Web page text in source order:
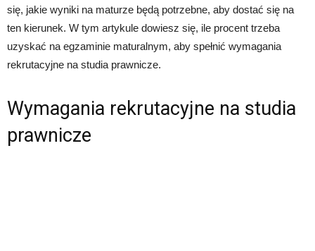
się, jakie wyniki na maturze będą potrzebne, aby dostać się na
ten kierunek. W tym artykule dowiesz się, ile procent trzeba
uzyskać na egzaminie maturalnym, aby spełnić wymagania
rekrutacyjne na studia prawnicze.
Wymagania rekrutacyjne na studia
prawnicze